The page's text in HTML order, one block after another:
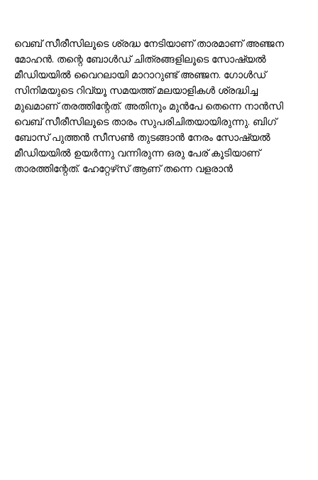
വെബ് സീരീസിലൂടെ ശ്രദ്ധ നേടിയാണ് താരമാണ് അഞ്ജന
മോഹന്‍. തന്റെ ബോള്‍ഡ് ചിത്രങ്ങളിലൂടെ സോഷ്യല്‍
മീഡിയയില്‍ വൈറലായി മാറാറുണ്ട് അഞ്ജന. ഗോൾഡ്
സിനിമയുടെ റിവ്യൂ സമയത്ത് മലയാളികൾ ശ്രദ്ധിച്ച
മുഖമാണ് തരത്തിന്റേത്. അതിനും മുൻപേ തെന്നെ നാൻസി
വെബ് സീരീസിലൂടെ താരം സുപരിചിതയായിരുന്നു. ബിഗ്
ബോസ് പുത്തൻ സീസൺ തുടങ്ങാൻ നേരം സോഷ്യൽ
മീഡിയയിൽ ഉയർന്നു വന്നിരുന്ന ഒരു പേര് കൂടിയാണ്
താരത്തിന്റേത്. ഹേറ്റേഴ്‌സ് ആണ് തന്നെ വളരാൻ